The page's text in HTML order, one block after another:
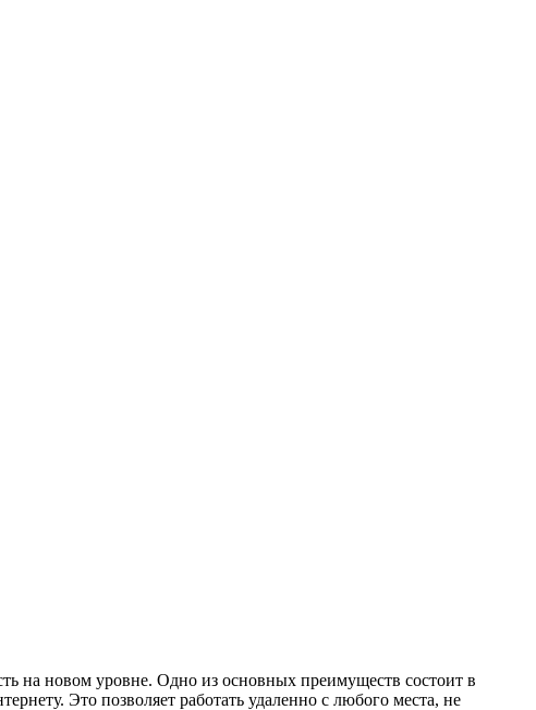
на новом уровне. Одно из основных преимуществ состоит в
Это позволяет работать удаленно с любого места, не